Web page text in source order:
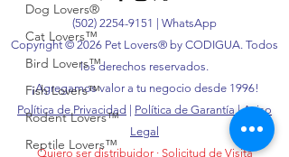
Dog Lovers®
Cat Lovers™
Bird Lovers™
Fish Lovers™
Rodent Lovers™
Reptile Lovers™
(502) 2254-9151
WhatsApp
Copyright © 2026 Pet Lovers® by CODIGUA. Todos
los derechos reservados.
¡Agregamos valor a tu negocio desde 1996!
Política de Privacidad
Política de Garantía|Aviso
Legal
Quiero ser distribuidor· Solicitud de Visita